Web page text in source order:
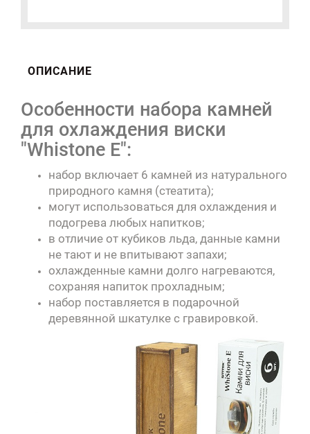
ОПИСАНИЕ
Особенности набора камней
для охлаждения виски
"Whistone E":
набор включает 6 камней из натурального
природного камня (стеатита);
могут использоваться для охлаждения и
подогрева любых напитков;
в отличие от кубиков льда, данные камни
не тают и не впитывают запахи;
охлажденные камни долго нагреваются,
сохраняя напиток прохладным;
набор поставляется в подарочной
деревянной шкатулке с гравировкой.